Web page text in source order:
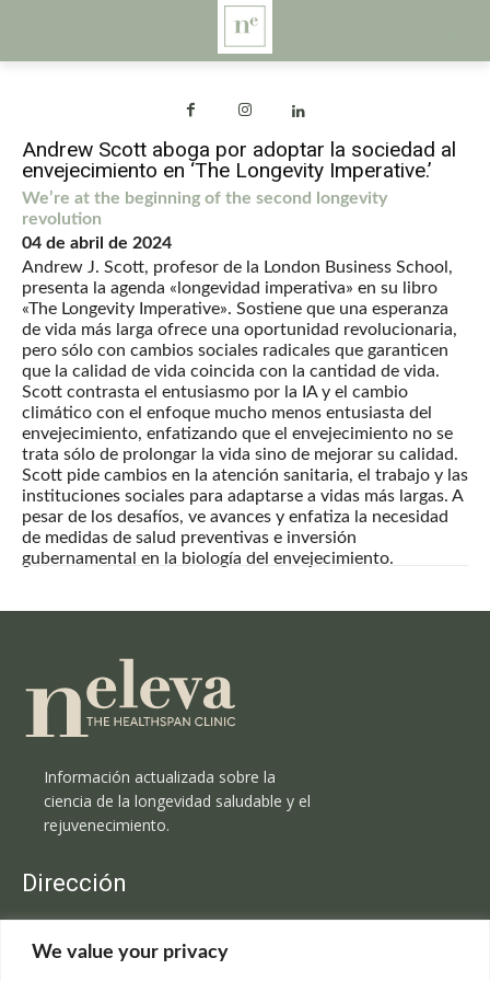
We value your privacy
Andrew Scott aboga por adoptar la sociedad al
envejecimiento en ‘The Longevity Imperative.’
We’re at the beginning of the second longevity
revolution
04 de abril de 2024
Andrew J. Scott, profesor de la London Business School,
presenta la agenda «longevidad imperativa» en su libro
«The Longevity Imperative». Sostiene que una esperanza
de vida más larga ofrece una oportunidad revolucionaria,
pero sólo con cambios sociales radicales que garanticen
que la calidad de vida coincida con la cantidad de vida.
Scott contrasta el entusiasmo por la IA y el cambio
climático con el enfoque mucho menos entusiasta del
envejecimiento, enfatizando que el envejecimiento no se
trata sólo de prolongar la vida sino de mejorar su calidad.
Scott pide cambios en la atención sanitaria, el trabajo y las
instituciones sociales para adaptarse a vidas más largas. A
pesar de los desafíos, ve avances y enfatiza la necesidad
de medidas de salud preventivas e inversión
gubernamental en la biología del envejecimiento.
Información actualizada sobre la
ciencia de la longevidad saludable y el
rejuvenecimiento.
Dirección
C/Claudio Coello, 19 - 1º